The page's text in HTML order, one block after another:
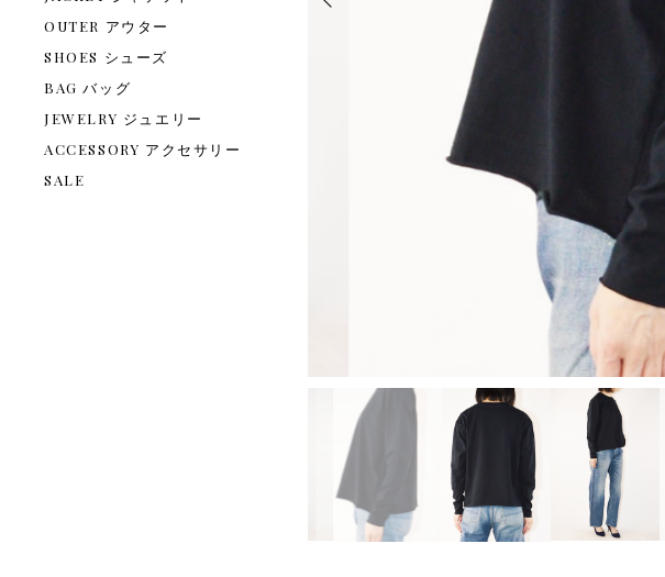
OUTER アウター
SHOES シューズ
BAG バッグ
JEWELRY ジュエリー
ACCESSORY アクセサリー
SALE